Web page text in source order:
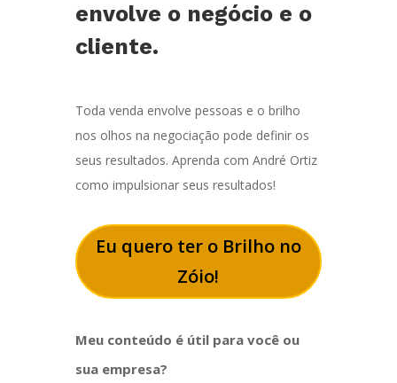
envolve o negócio e o
cliente.
Toda venda envolve pessoas e o brilho
nos olhos na negociação pode definir os
seus resultados. Aprenda com André Ortiz
como impulsionar seus resultados!
Eu quero ter o Brilho no
Zóio!
Meu conteúdo é útil para você ou
sua empresa?